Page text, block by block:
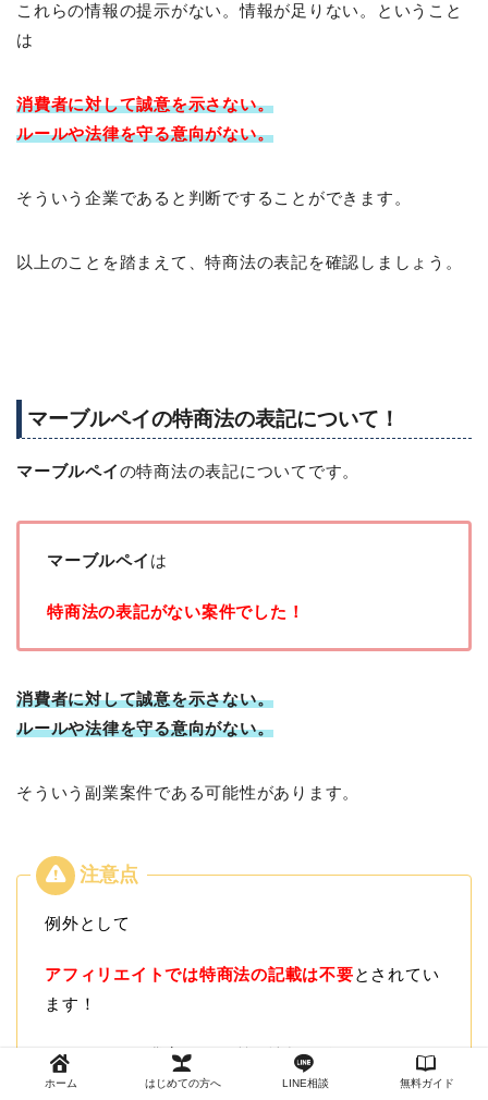
これらの情報の提示がない。情報が足りない。ということ
は
消費者に対して誠意を示さない。
ルールや法律を守る意向がない。
そういう企業であると判断ですることができます。
以上のことを踏まえて、特商法の表記を確認しましょう。
マーブルペイの特商法の表記について！
マーブルペイの特商法の表記についてです。
マーブルペイ は
特商法の表記がない案件でした！
消費者に対して誠意を示さない。
ルールや法律を守る意向がない。
そういう副業案件である可能性があります。
例外として
アフィリエイトでは特商法の記載は不要とされてい
ます！
そういった副業案件は 悪質な情報を送り付けてくる
ホーム はじめての方へ LINE相談 無料ガイド